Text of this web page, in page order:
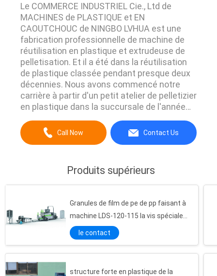
Le COMMERCE INDUSTRIEL Cie., Ltd de
MACHINES de PLASTIQUE et EN
CAOUTCHOUC de NINGBO LVHUA est une
fabrication professionnelle de machine de
réutilisation en plastique et extrudeuse de
pelletisation. Et il a été dans la réutilisation
de plastique classée pendant presque deux
décennies. Nous avons commencé notre
carrière à partir d'un petit atelier de pelletizier
en plastique dans la succursale de l'année
NINGBO appelé LVHUA en août 2011 et le
COMMERCE INDUSTRIEL Cie., site de
Call Now Contact Us
Produits supérieurs
Granules de film de pe de pp faisant à
machine LDS-120-115 la vis spéciale
concevoir
le contact
structure forte en plastique de la